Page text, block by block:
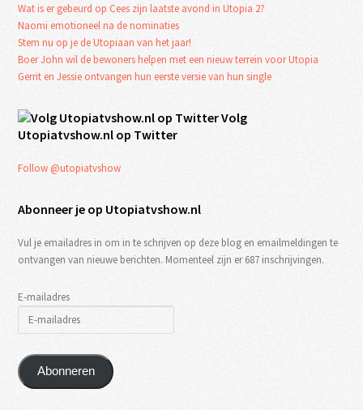
Wat is er gebeurd op Cees zijn laatste avond in Utopia 2?
Naomi emotioneel na de nominaties
Stem nu op je de Utopiaan van het jaar!
Boer John wil de bewoners helpen met een nieuw terrein voor Utopia
Gerrit en Jessie ontvangen hun eerste versie van hun single
Volg
Utopiatvshow.nl op Twitter
Follow @utopiatvshow
Abonneer je op Utopiatvshow.nl
Vul je emailadres in om in te schrijven op deze blog en emailmeldingen te
ontvangen van nieuwe berichten. Momenteel zijn er 687 inschrijvingen.
E-mailadres
Abonneren